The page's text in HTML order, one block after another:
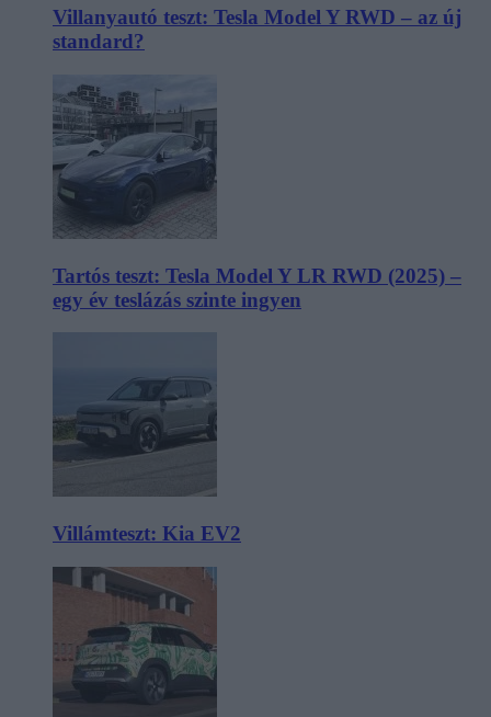
Villanyautó teszt: Tesla Model Y RWD – az új
standard?
Tartós teszt: Tesla Model Y LR RWD (2025) –
egy év teslázás szinte ingyen
Villámteszt: Kia EV2